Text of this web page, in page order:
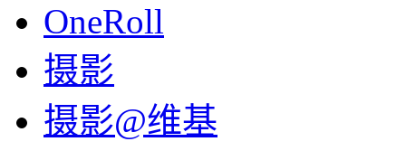
OneRoll
摄影
摄影@维基